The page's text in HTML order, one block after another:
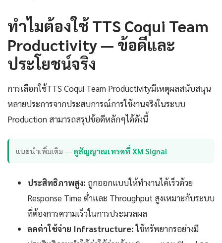
ทำไมต้องใช้ TTS Coqui Team
Productivity — ข้อดีและ
ประโยชน์จริง
การเลือกใช้TTS Coqui Team Productivityมีเหตุผลสนับสนุน
หลายประการจากประสบการณ์การใช้งานจริงในระบบ
Production สามารถสรุปข้อดีหลักๆได้ดังนี้
แนะนำเพิ่มเติม — ดูสัญญาณเทรดที่ XM Signal
ประสิทธิภาพสูง: ถูกออกแบบให้ทำงานได้เร็วด้วย
Response Time ต่ำและ Throughput สูงเหมาะกับระบบ
ที่ต้องการความเร็วในการประมวลผล
ลดค่าใช้จ่าย Infrastructure:ใช้ทรัพยากรอย่างมี